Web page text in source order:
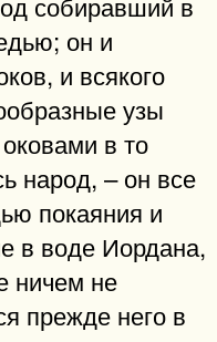
он и
и всякого
узы
в то
народ, – он все
покаяния и
в воде Иордана,
ничем не
прежде него в